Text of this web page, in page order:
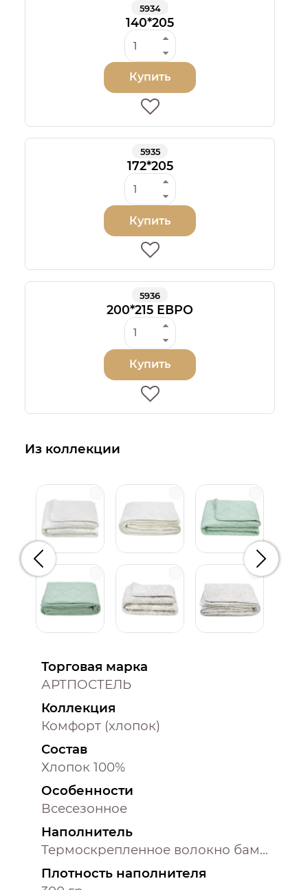
5934
140*205
Купить
5935
172*205
Купить
5936
200*215 ЕВРО
Купить
Из коллекции
Предыдущий
Торговая марка
АРТПОСТЕЛЬ
Коллекция
Комфорт (хлопок)
Состав
Хлопок 100%
Особенности
Всесезонное
Наполнитель
Термоскрепленное волокно бамбука
Плотность наполнителя